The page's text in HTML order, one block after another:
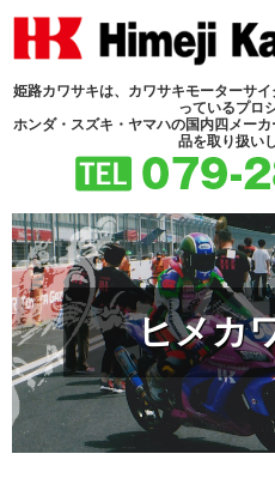
姫路カワサキは、カワサキモーターサ
っているプロ
ホンダ・スズキ・ヤマハの国内四メー
品を取り扱い
ヒメカ